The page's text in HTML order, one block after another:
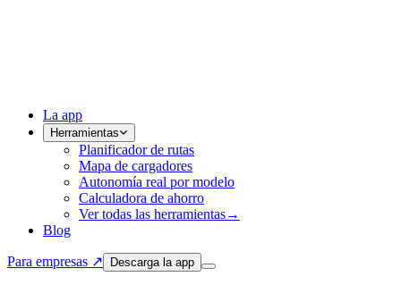
La app
Herramientas
Planificador de rutas
Mapa de cargadores
Autonomía real por modelo
Calculadora de ahorro
Ver todas las herramientas→
Blog
Para empresas ↗ Descarga la app